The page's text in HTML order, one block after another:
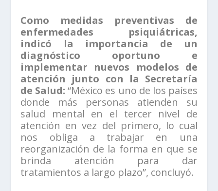
Como medidas preventivas de
enfermedades psiquiátricas,
indicó la importancia de un
diagnóstico oportuno e
implementar nuevos modelos de
atención junto con la Secretaría
de Salud: “México es uno de los países
donde más personas atienden su
salud mental en el tercer nivel de
atención en vez del primero, lo cual
nos obliga a trabajar en una
reorganización de la forma en que se
brinda atención para dar
tratamientos a largo plazo”, concluyó.